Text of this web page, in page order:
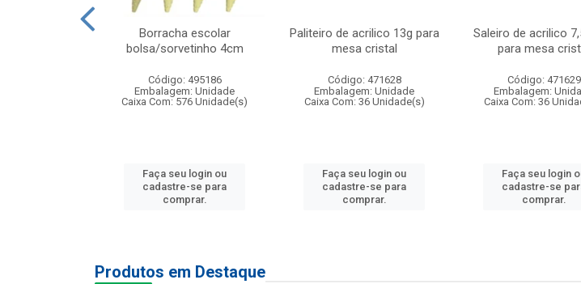
Borracha escolar
bolsa/sorvetinho 4cm
Código: 495186
Embalagem: Unidade
Caixa Com: 576 Unidade(s)
Faça seu login ou
cadastre-se para
comprar.
Paliteiro de acrilico 13g para
mesa cristal
Código: 471628
Embalagem: Unidade
Caixa Com: 36 Unidade(s)
Faça seu login ou
cadastre-se para
comprar.
Saleiro de acrilico
para mesa
Código: 471629
Embalagem:
Caixa Com: 36
Faça seu login
cadastre-se
comprar.
Produtos em Destaque